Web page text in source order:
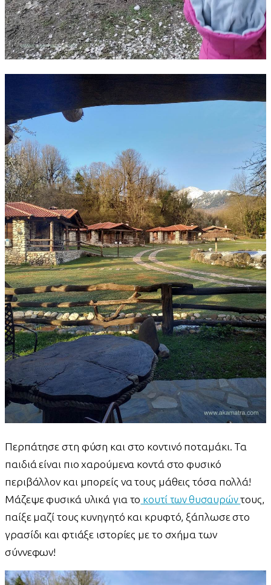
Περπάτησε στη φύση και στο κοντινό ποταμάκι. Τα
παιδιά είναι πιο χαρούμενα κοντά στο φυσικό
περιβάλλον και μπορείς να τους μάθεις τόσα πολλά!
Μάζεψε φυσικά υλικά για το κουτί των θυσαυρώντους,
παίξε μαζί τους κυνηγητό και κρυφτό, ξάπλωσε στο
γρασίδι και φτιάξε ιστορίες με το σχήμα των
σύννεφων!